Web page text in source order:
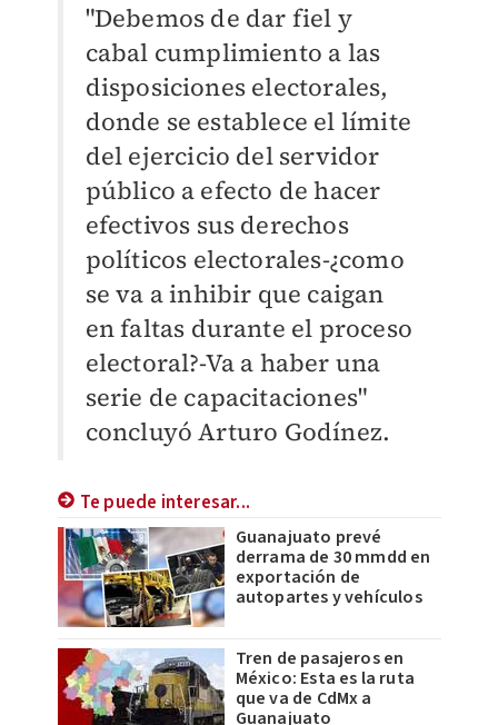
"Debemos de dar fiel y
cabal cumplimiento a las
disposiciones electorales,
donde se establece el límite
del ejercicio del servidor
público a efecto de hacer
efectivos sus derechos
políticos electorales-¿como
se va a inhibir que caigan
en faltas durante el proceso
electoral?-Va a haber una
serie de capacitaciones"
concluyó Arturo Godínez.
Te puede interesar...
Guanajuato prevé
derrama de 30 mmdd en
exportación de
autopartes y vehículos
Tren de pasajeros en
México: Esta es la ruta
que va de CdMx a
Guanajuato